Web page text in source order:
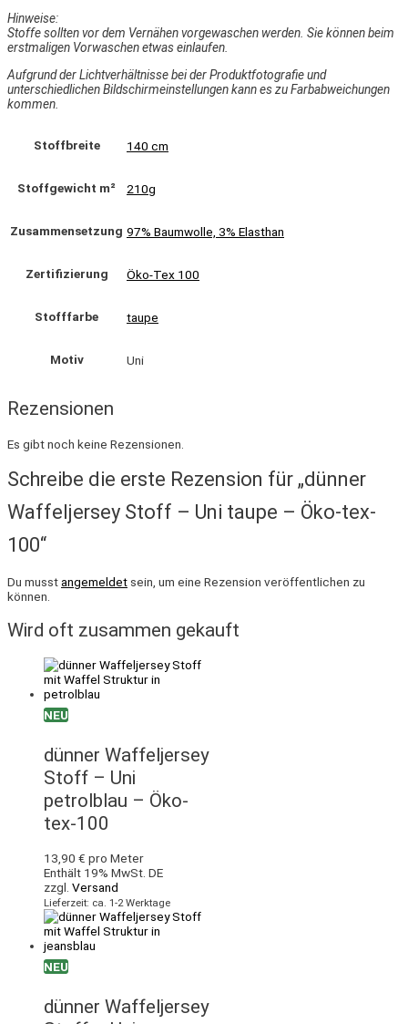
Hinweise:
Stoffe sollten vor dem Vernähen vorgewaschen werden. Sie können beim
erstmaligen Vorwaschen etwas einlaufen.
Aufgrund der Lichtverhältnisse bei der Produktfotografie und
unterschiedlichen Bildschirmeinstellungen kann es zu Farbabweichungen
kommen.
Stoffbreite 140 cm
Stoffgewicht m² 210g
Zusammensetzung 97% Baumwolle, 3% Elasthan
Zertifizierung Öko-Tex 100
Stofffarbe taupe
Motiv Uni
Rezensionen
Es gibt noch keine Rezensionen.
Schreibe die erste Rezension für „dünner
Waffeljersey Stoff – Uni taupe – Öko-tex-
100“
Du musstangemeldet sein, um eine Rezension veröffentlichen zu
können.
Wird oft zusammen gekauft
NEU
dünner Waffeljersey
Stoff – Uni
petrolblau – Öko-
tex-100
13,90 € pro Meter
Enthält 19% MwSt. DE
zzgl. Versand
Lieferzeit: ca. 1-2 Werktage
NEU
dünner Waffeljersey